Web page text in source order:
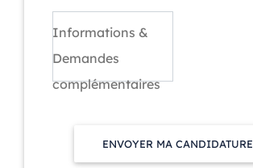
Informations &
Demandes
complémentaires
ENVOYER MA CANDIDATURE